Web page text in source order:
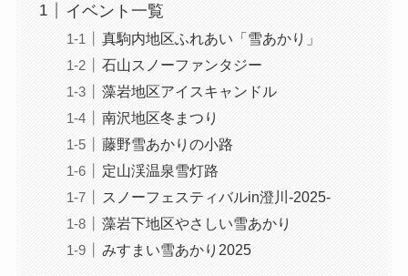
イベント一覧
真駒内地区ふれあい「雪あかり」
石山スノーファンタジー
藻岩地区アイスキャンドル
南沢地区冬まつり
藤野雪あかりの小路
定山渓温泉雪灯路
スノーフェスティバルin澄川-2025-
藻岩下地区やさしい雪あかり
みすまい雪あかり2025